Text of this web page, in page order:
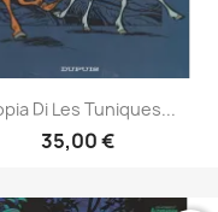
Anteprima
Di Les Tuniques...
35,00 €